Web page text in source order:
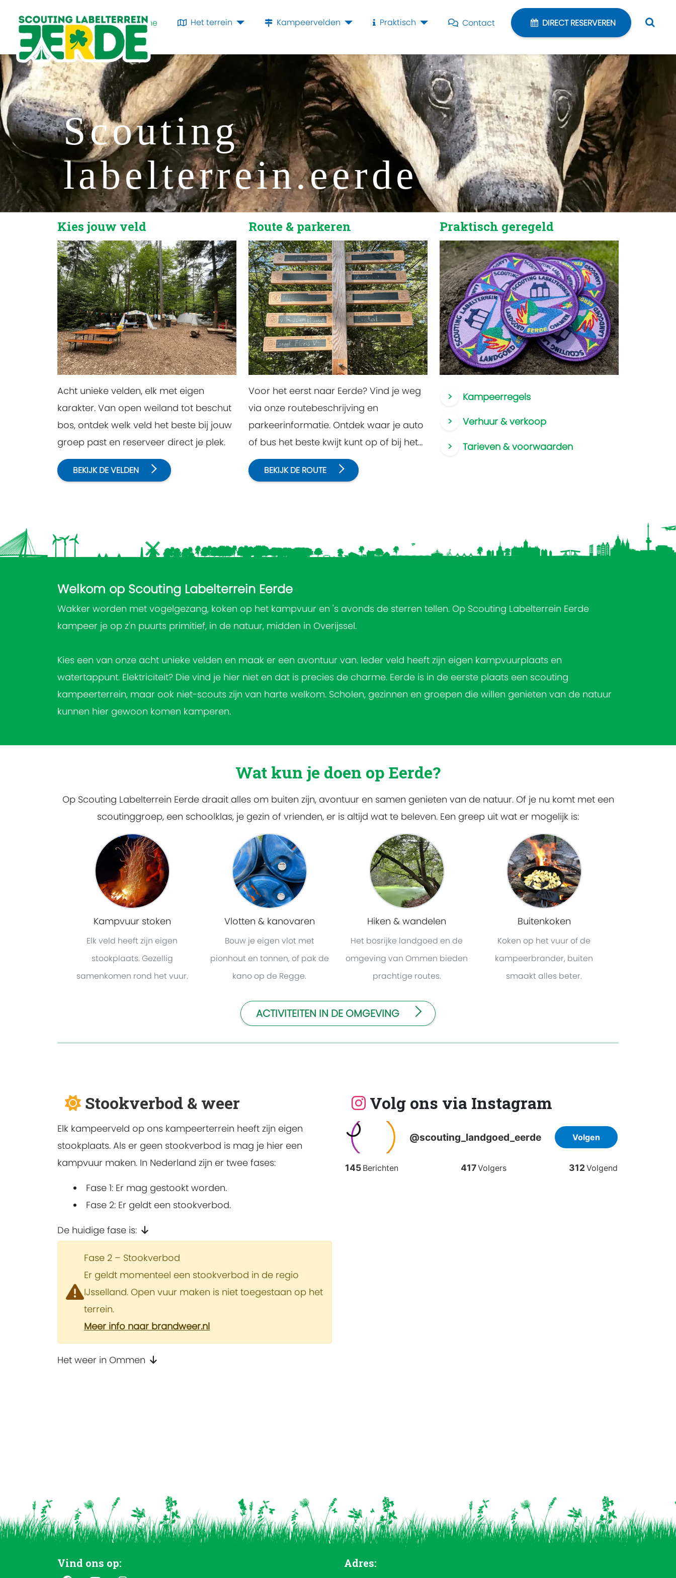
Home Het terrein Kampeervelden Praktisch Contact DIRECT RESERVEREN
Scouting
labelterrein.eerde
Kies jouw veld
Acht unieke velden, elk met eigen
karakter. Van open weiland tot beschut
bos, ontdek welk veld het beste bij jouw
groep past en reserveer direct je plek.
BEKIJK DE VELDEN
Route & parkeren
Voor het eerst naar Eerde? Vind je weg
via onze routebeschrijving en
parkeerinformatie. Ontdek waar je auto
of bus het beste kwijt kunt op of bij het
terrein.
BEKIJK DE ROUTE
Praktisch geregeld
Kampeerregels
Verhuur & verkoop
Tarieven & voorwaarden
Welkom op Scouting Labelterrein Eerde
Wakker worden met vogelgezang, koken op het kampvuur en 's avonds de sterren tellen. Op Scouting Labelterrein Eerde
kampeer je op z'n puurts primitief, in de natuur, midden in Overijssel.
Kies een van onze acht unieke velden en maak er een avontuur van. Ieder veld heeft zijn eigen kampvuurplaats en
watertappunt. Elektriciteit? Die vind je hier niet en dat is precies de charme. Eerde is in de eerste plaats een scouting
kampeerterrein, maar ook niet-scouts zijn van harte welkom. Scholen, gezinnen en groepen die willen genieten van de natuur
kunnen hier gewoon komen kamperen.
Wat kun je doen op Eerde?
Op Scouting Labelterrein Eerde draait alles om buiten zijn, avontuur en samen genieten van de natuur. Of je nu komt met een
scoutinggroep, een schoolklas, je gezin of vrienden, er is altijd wat te beleven. Een greep uit wat er mogelijk is:
Kampvuur stoken
Elk veld heeft zijn eigen
stookplaats. Gezellig
samenkomen rond het vuur.
Vlotten & kanovaren
Bouw je eigen vlot met
pionhout en tonnen, of pak de
kano op de Regge.
Hiken & wandelen
Het bosrijke landgoed en de
omgeving van Ommen bieden
prachtige routes.
Buitenkoken
Koken op het vuur of de
kampeerbrander, buiten
smaakt alles beter.
ACTIVITEITEN IN DE OMGEVING
Stookverbod & weer
Elk kampeerveld op ons kampeerterrein heeft zijn eigen
stookplaats. Als er geen stookverbod is mag je hier een
kampvuur maken. In Nederland zijn er twee fases:
Fase 1: Er mag gestookt worden.
Fase 2: Er geldt een stookverbod.
De huidige fase is:
Fase 2 – Stookverbod
Er geldt momenteel een stookverbod in de regio
IJsselland. Open vuur maken is niet toegestaan op het
terrein.
Meer info naar brandweer.nl
Het weer in Ommen
Volg ons via Instagram
Vind ons op: Adres: